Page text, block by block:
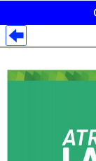
Despliegues
Despliegues